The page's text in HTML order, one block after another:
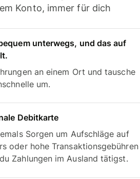
Konto, immer für dich
unterwegs, und das auf
an einem Ort und tausche
um.
Debitkarte
Sorgen um Aufschläge auf
oder hohe Transaktionsgebühren
Zahlungen im Ausland tätigst.